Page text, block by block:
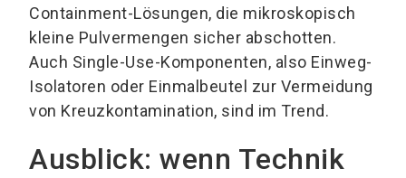
Containment-Lösungen, die mikroskopisch
kleine Pulvermengen sicher abschotten.
Auch Single-Use-Komponenten, also Einweg-
Isolatoren oder Einmalbeutel zur Vermeidung
von Kreuzkontamination, sind im Trend.
Ausblick: wenn Technik